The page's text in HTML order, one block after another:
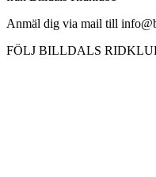
Anmäl dig via mail till
FÖLJ BILLDALS